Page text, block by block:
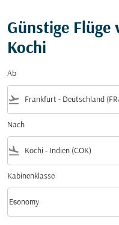
Günstige
Kochi
Ab
flight_takeoff
Nach
flight_land
Kabinenklasse
Kabinenklasse option Economy
Economy
keyboard_arrow_down